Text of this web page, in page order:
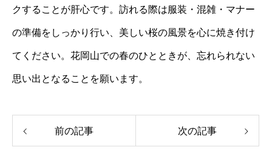
クすることが肝心です。訪れる際は服装・混雑・マナー
の準備をしっかり行い、美しい桜の風景を心に焼き付け
てください。花岡山での春のひとときが、忘れられない
思い出となることを願います。
前の記事 次の記事